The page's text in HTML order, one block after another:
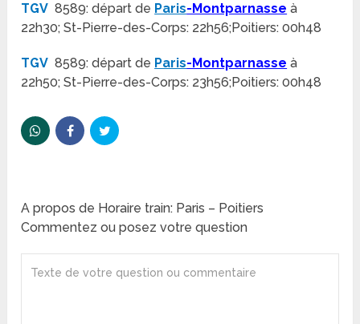
TGV 8589: départ de Paris-Montparnasse à
22h30; St-Pierre-des-Corps: 22h56;Poitiers: 00h48
TGV 8589: départ de Paris-Montparnasse à
22h50; St-Pierre-des-Corps: 23h56;Poitiers: 00h48
A propos de Horaire train: Paris – Poitiers
Commentez ou posez votre question